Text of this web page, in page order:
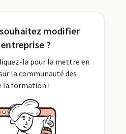
modifier
?
la pour la mettre en
la communauté des
la formation !